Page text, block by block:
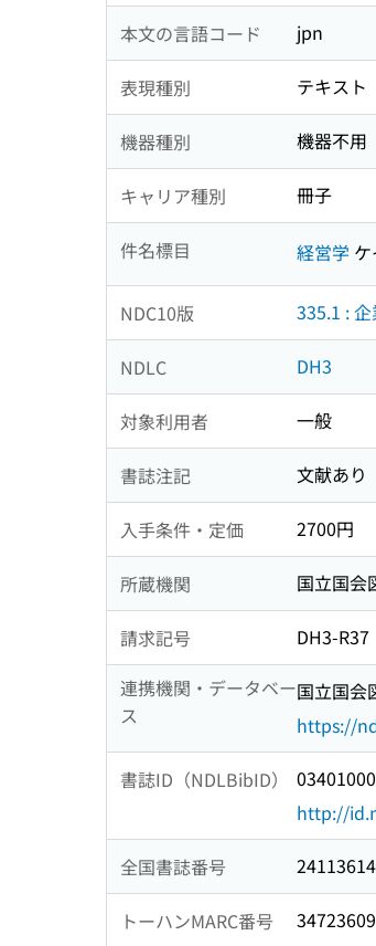
本文の言語コード jpn
表現種別 テキスト
機器種別 機器不用
キャリア種別 冊子
件名標目 経営学
NDC10版 335.1 :
NDLC DH3
対象利用者 一般
書誌注記 文献あり
入手条件・定価 2700円
所蔵機関 国立国会
請求記号
DH3-R37
連携機関・データベー
ス
国立国会
https://
書誌ID（NDLBibID）
http://
全国書誌番号 24113614
トーハンMARC番号 34723609